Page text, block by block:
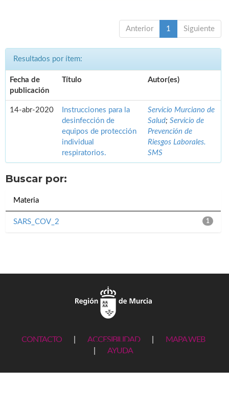
Anterior 1 Siguiente
Resultados por ítem:
Fecha de
publicación
Título Autor(es)
14-abr-2020
Instrucciones para la
desinfección de
equipos de protección
individual
respiratorios.
Servicio Murciano de
Salud; Servicio de
Prevención de
Riesgos Laborales.
SMS
Buscar por:
Materia
1
SARS_COV_2
CONTACTO ACCESIBILIDAD
MAPA WEB
AYUDA